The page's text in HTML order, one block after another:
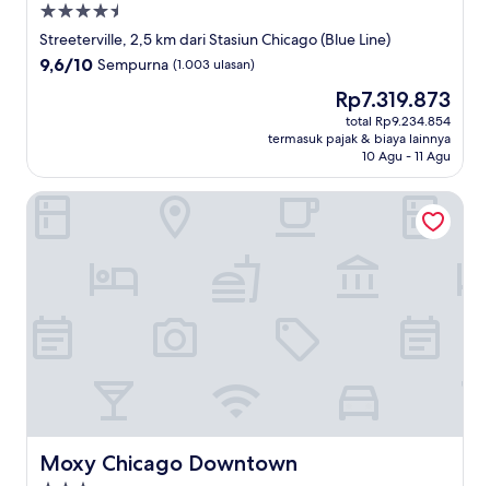
Properti
bintang
4.5
Streeterville, 2,5 km dari Stasiun Chicago (Blue Line)
9.6
9,6/10 Sempurna (1.003 ulasan)
Harga
sekarang
Rp7.319.873
Rp7.319.873
total Rp9.234.854
termasuk pajak & biaya lainnya
10 Agu - 11 Agu
Moxy Chicago Downtown
Moxy Chicago Downtown
Moxy Chicago Downtown